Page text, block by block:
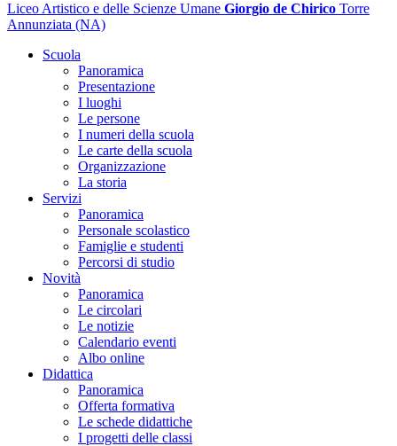
Liceo Artistico e delle Scienze Umane Giorgio de Chirico Torre
Annunziata (NA)
Scuola
Panoramica
Presentazione
I luoghi
Le persone
I numeri della scuola
Le carte della scuola
Organizzazione
La storia
Servizi
Panoramica
Personale scolastico
Famiglie e studenti
Percorsi di studio
Novità
Panoramica
Le circolari
Le notizie
Calendario eventi
Albo online
Didattica
Panoramica
Offerta formativa
Le schede didattiche
I progetti delle classi